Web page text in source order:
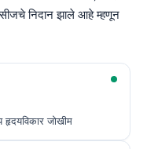
निदान झाले आहे म्हणून
हृदयविकार जोखीम